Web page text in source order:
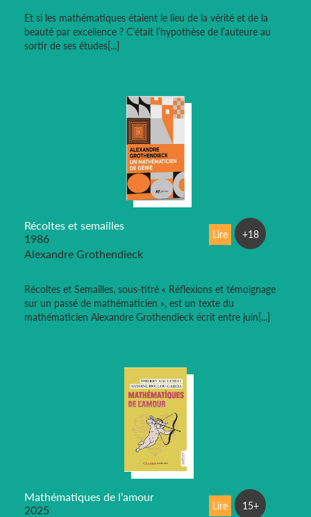
Et si les mathématiques étaient le lieu de la vérité et de la
beauté par excellence ? C’était l’hypothèse de l’auteure au
sortir de ses études[...]
Récoltes et semailles
1986
Alexandre Grothendieck
Récoltes et Semailles, sous-titré « Réflexions et témoignage
sur un passé de mathématicien », est un texte du
mathématicien Alexandre Grothendieck écrit entre juin[...]
Lire +18
Mathématiques de l’amour
2025
Lire 15+